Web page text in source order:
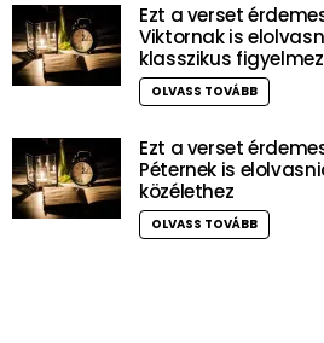
Ezt a verset
Viktornak is
klasszikus
OLVASS TOVÁBB
Ezt a verset
Péternek is
közélethez
OLVASS TOVÁBB